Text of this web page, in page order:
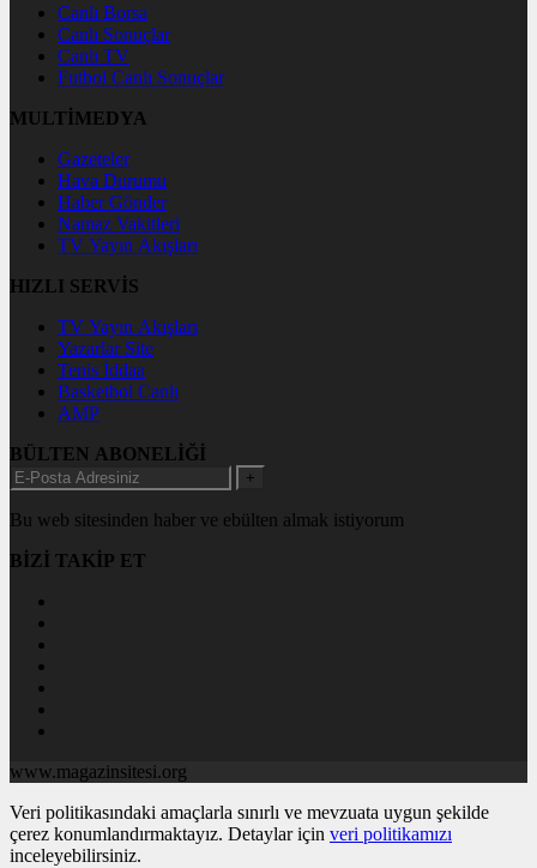
Canlı Borsa
Canlı Sonuçlar
Canlı TV
Futbol Canlı Sonuçlar
MULTİMEDYA
Gazeteler
Hava Durumu
Haber Gönder
Namaz Vakitleri
TV Yayın Akışları
HIZLI SERVİS
TV Yayın Akışları
Yazarlar Site
Tenis İddaa
Basketbol Canlı
AMP
BÜLTEN ABONELİĞİ
+
Bu web sitesinden haber ve ebülten almak istiyorum
BİZİ TAKİP ET
www.magazinsitesi.org
Veri politikasındaki amaçlarla sınırlı ve mevzuata uygun şekilde
çerez konumlandırmaktayız. Detaylar için veri politikamızı
inceleyebilirsiniz.